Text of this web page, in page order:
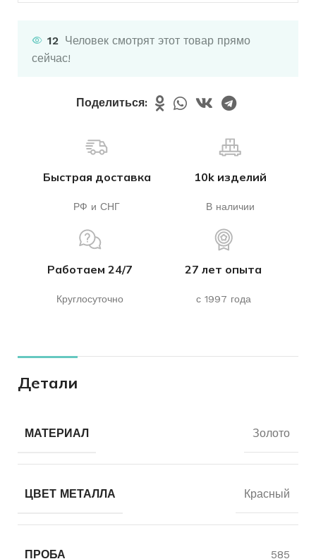
12 Человек смотрят этот товар прямо
сейчас!
Поделиться:
Быстрая доставка
РФ и СНГ
10k изделий
В наличии
Работаем 24/7
Круглосуточно
27 лет опыта
с 1997 года
Детали
МАТЕРИАЛ Золото
ЦВЕТ МЕТАЛЛА Красный
ПРОБА 585